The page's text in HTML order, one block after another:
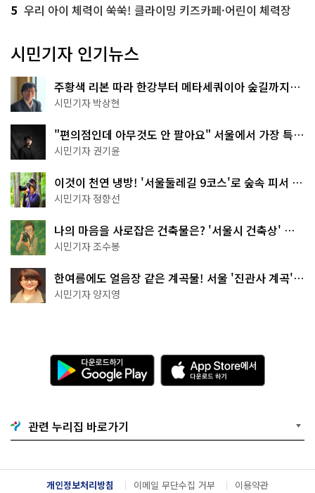
5 우리 아이 체력이 쑥쑥! 클라이밍 키즈카페·어린이 체력장
시민기자 인기뉴스
주황색 리본 따라 한강부터 메타세쿼이아 숲길까지…
서울둘레길 15코스
시민기자 박상현
"편의점인데 아무것도 안 팔아요" 서울에서 가장 특별
한 편의점의 정체
시민기자 권기윤
이것이 천연 냉방! '서울둘레길 9코스'로 숲속 피서 떠
나볼까
시민기자 정향선
나의 마음을 사로잡은 건축물은? '서울시 건축상' 수
상작 공개!
시민기자 조수봉
한여름에도 얼음장 같은 계곡물! 서울 '진관사 계곡'이
천국이네~
시민기자 양지영
다
운
로
기
G
o
g
l
A
p
p
e
서
다
관련 누리집 바로가기
개인정보처리방침 이메일 무단수집 거부 이용약관